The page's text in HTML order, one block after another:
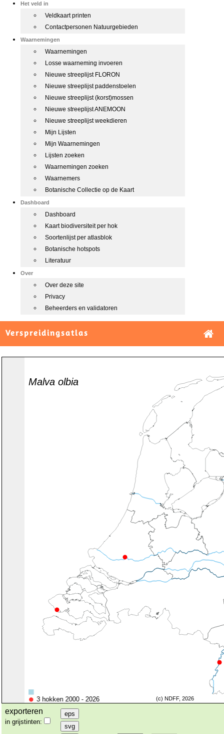
Het veld in
Veldkaart printen
Contactpersonen Natuurgebieden
Waarnemingen
Waarnemingen
Losse waarneming invoeren
Nieuwe streeplijst FLORON
Nieuwe streeplijst paddenstoelen
Nieuwe streeplijst (korst)mossen
Nieuwe streeplijst ANEMOON
Nieuwe streeplijst weekdieren
Mijn Lijsten
Mijn Waarnemingen
Lijsten zoeken
Waarnemingen zoeken
Waarnemers
Botanische Collectie op de Kaart
Dashboard
Dashboard
Kaart biodiversiteit per hok
Soortenlijst per atlasblok
Botanische hotspots
Literatuur
Over
Over deze site
Privacy
Beheerders en validatoren
Verspreidingsatlas